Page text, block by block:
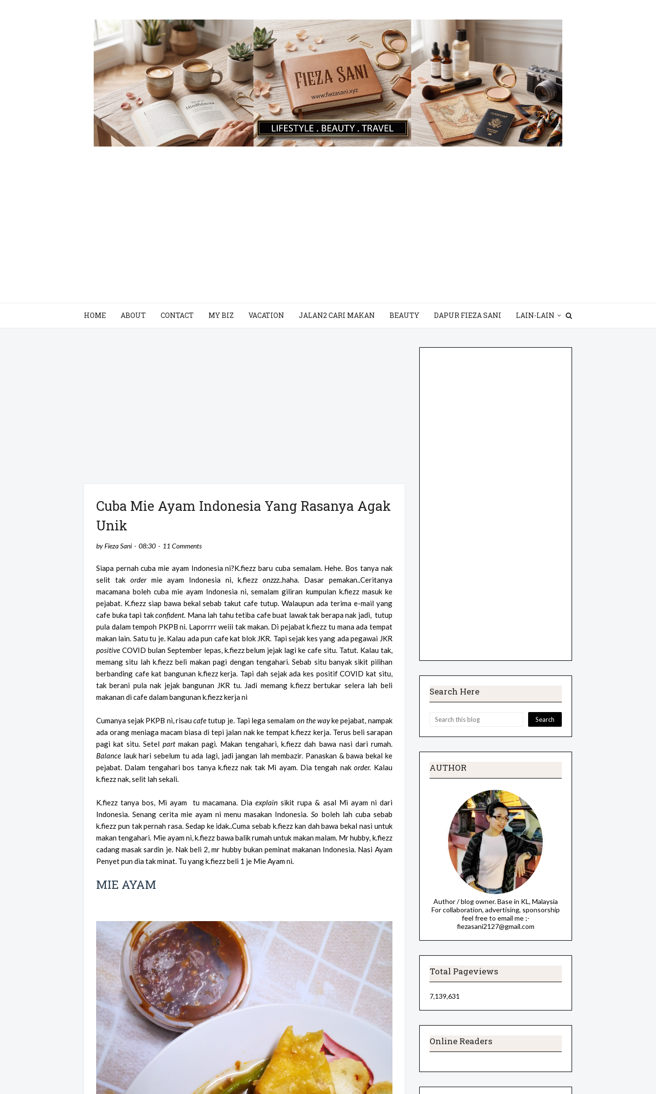
HOME ABOUT CONTACT MY BIZ VACATION JALAN2 CARI MAKAN BEAUTY DAPUR FIEZA SANI LAIN-LAIN
Cuba Mie Ayam Indonesia Yang Rasanya Agak
Unik
byFieza Sani 08:30 11 Comments
Siapa pernah cuba mie ayam Indonesia ni?K.fiezz baru cuba semalam. Hehe. Bos tanya nak
selit tak order mie ayam Indonesia ni, k.fiezz onzzz..haha. Dasar pemakan..Ceritanya
macamana boleh cuba mie ayam Indonesia ni, semalam giliran kumpulan k.fiezz masuk ke
pejabat. K.fiezz siap bawa bekal sebab takut cafe tutup. Walaupun ada terima e-mail yang
cafe buka tapi takconfident. Mana lah tahu tetiba cafe buat lawak tak berapa nak jadi, tutup
pula dalam tempoh PKPB ni. Laporrrr weiii tak makan. Di pejabat k.fiezz tu mana ada tempat
makan lain. Satu tu je. Kalau ada pun cafe kat blok JKR. Tapi sejak kes yang ada pegawai JKR
positive COVID bulan September lepas, k.fiezz belum jejak lagi ke cafe situ. Tatut. Kalau tak,
memang situ lah k.fiezz beli makan pagi dengan tengahari. Sebab situ banyak sikit pilihan
berbanding cafe kat bangunan k.fiezz kerja. Tapi dah sejak ada kes positif COVID kat situ,
tak berani pula nak jejak bangunan JKR tu. Jadi memang k.fiezz bertukar selera lah beli
makanan di cafe dalam bangunan k.fiezz kerja ni
Cumanya sejak PKPB ni, risaucafetutup je. Tapi lega semalam on the wayke pejabat, nampak
ada orang meniaga macam biasa di tepi jalan nak ke tempat k.fiezz kerja. Terus beli sarapan
pagi kat situ. Setelpartmakan pagi. Makan tengahari, k.fiezz dah bawa nasi dari rumah.
Balance lauk hari sebelum tu ada lagi, jadi jangan lah membazir. Panaskan & bawa bekal ke
pejabat. Dalam tengahari bos tanya k.fiezz nak tak Mi ayam. Dia tengah nakorder. Kalau
k.fiezz nak, selit lah sekali.
K.fiezz tanya bos, Mi ayam tu macamana. Diaexplain sikit rupa & asal Mi ayam ni dari
Indonesia. Senang cerita mie ayam ni menu masakan Indonesia.So boleh lah cuba sebab
k.fiezz pun tak pernah rasa. Sedap ke idak..Cuma sebab k.fiezz kan dah bawa bekal nasi untuk
makan tengahari. Mie ayam ni, k.fiezz bawa balik rumah untuk makan malam. Mr hubby, k.fiezz
cadang masak sardin je. Nak beli 2, mr hubby bukan peminat makanan Indonesia. Nasi Ayam
Penyet pun dia tak minat. Tu yang k.fiezz beli 1 je Mie Ayam ni.
MIE AYAM
Search Here
AUTHOR
Author / blog owner. Base in KL, Malaysia
For collaboration, advertising, sponsorship
feel free to email me ;-
fiezasani2127@gmail.com
Total Pageviews
7,139,631
Online Readers